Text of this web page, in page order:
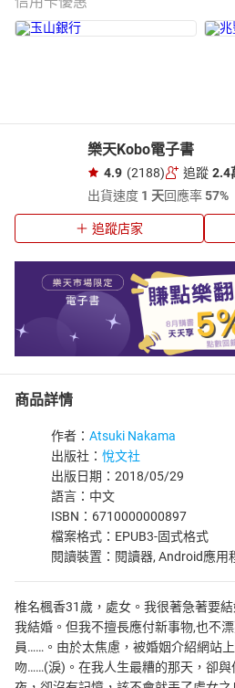
樂天Kobo電子書
4.9 (2188) 追蹤 2.4
出貨速度 1 天回應率57%
追蹤店家
商品詳情
作者： Atsuki Nakama
出版社： 悅文社
出版日期：2018/05/29
語言：中文
ISBN：6710000000897
檔案格式：EPUB3-固式格式
閱讀裝置：閱讀器, Android應用
椎名楓香31歲，處女。我很著急著要
我結婚。但我不擅長應付新事物,也不
員……。由於太焦慮，被婚姻介紹網站
吻……(淚)。在我人生最糟的那天，卻